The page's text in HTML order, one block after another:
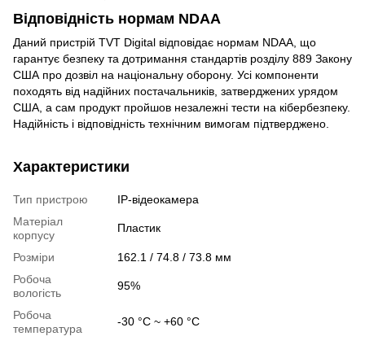
Відповідність нормам NDAA
Даний пристрій TVT Digital відповідає нормам NDAA, що
гарантує безпеку та дотримання стандартів розділу 889 Закону
США про дозвіл на національну оборону. Усі компоненти
походять від надійних постачальників, затверджених урядом
США, а сам продукт пройшов незалежні тести на кібербезпеку.
Надійність і відповідність технічним вимогам підтверджено.
Характеристики
Тип пристрою
IP-відеокамера
Матеріал
корпусу
Пластик
Розміри
162.1 / 74.8 / 73.8 мм
Робоча
вологість
95%
Робоча
температура
-30 °C ~ +60 °C